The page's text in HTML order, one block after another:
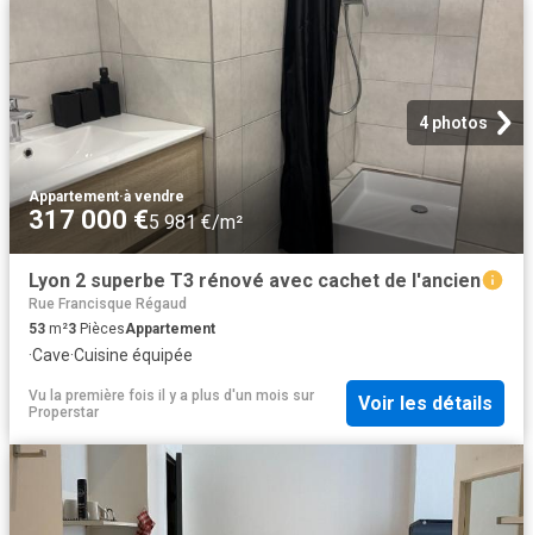
4 photos
Appartement·à vendre
317 000 €5 981 €/m²
Lyon 2 superbe T3 rénové avec cachet de l'ancien
Rue Francisque Régaud
53 m²3 PiècesAppartement
·Cave·Cuisine équipée
Vu la première fois il y a plus d'un mois sur
Properstar
Voir les détails